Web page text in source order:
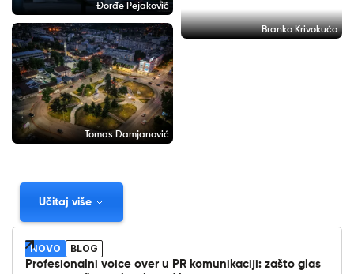
Đorđe Pejaković
Branko Krivokuća
Tomas Damjanović
Učitaj više
NOVO
BLOG
Profesionalni voice over u PR komunikaciji: zašto glas